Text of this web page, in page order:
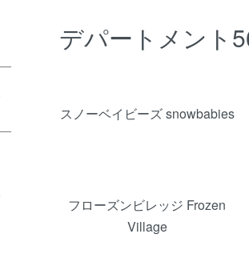
デパートメント
スノーベイビーズ snowbabies
フローズンビレッジ Frozen
Village